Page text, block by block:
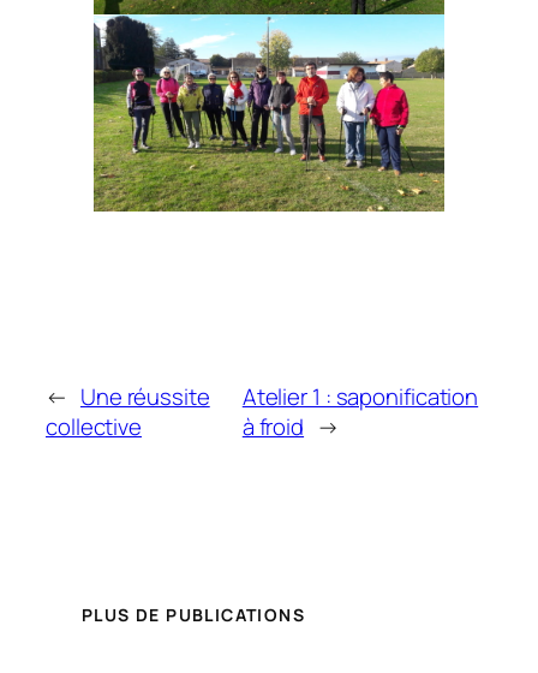
← Une réussite
collective
Atelier 1 : saponification
à froid →
PLUS DE PUBLICATIONS